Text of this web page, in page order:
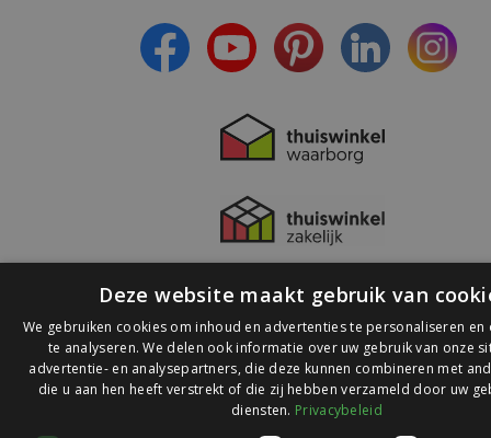
© 2026 Ledlichtdiscounter.nl
Deze website maakt gebruik van
We gebruiken cookies om inhoud en advertenties te personaliseren en
te analyseren. We delen ook informatie over uw gebruik van onze
advertentie- en analysepartners, die deze kunnen combineren met
die u aan hen heeft verstrekt of die zij hebben verzameld door uw
diensten. Privacybeleid